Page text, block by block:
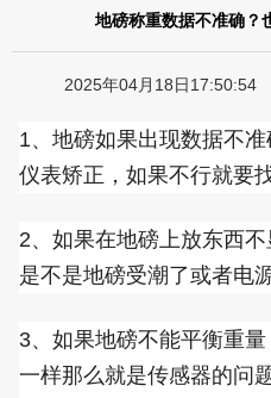
地磅称重数据不准确？
2025年04月18日
1、地磅如果出现数据不
仪表矫正，如果不行就要
2、如果在地磅上放东西
是不是地磅受潮了或者电
3、如果地磅不能平衡重
一样那么就是传感器的问